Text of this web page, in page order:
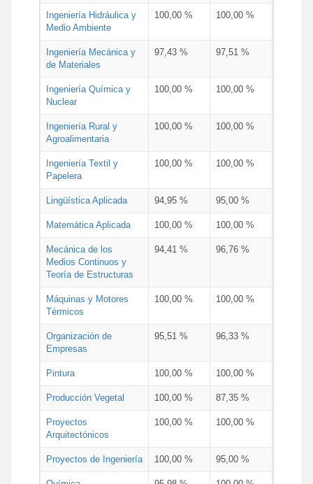
Ingeniería Hidráulica y
Medio Ambiente
100,00 % 100,00 %
Ingeniería Mecánica y
de Materiales
97,43 % 97,51 %
Ingeniería Química y
Nuclear
100,00 % 100,00 %
Ingeniería Rural y
Agroalimentaria
100,00 % 100,00 %
Ingeniería Textil y
Papelera
100,00 % 100,00 %
Lingüística Aplicada 94,95 % 95,00 %
Matemática Aplicada 100,00 % 100,00 %
Mecánica de los
Medios Continuos y
Teoría de Estructuras
94,41 % 96,76 %
Máquinas y Motores
Térmicos
100,00 % 100,00 %
Organización de
Empresas
95,51 % 96,33 %
Pintura 100,00 % 100,00 %
Producción Vegetal 100,00 % 87,35 %
Proyectos
Arquitectónicos
100,00 % 100,00 %
Proyectos de Ingeniería 100,00 % 95,00 %